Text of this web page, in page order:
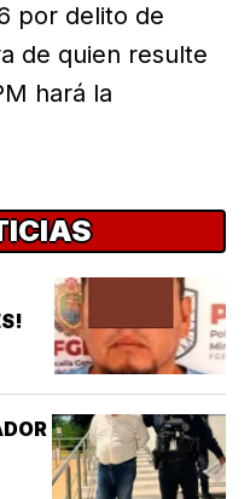
por delito de
de quien resulte
hará la